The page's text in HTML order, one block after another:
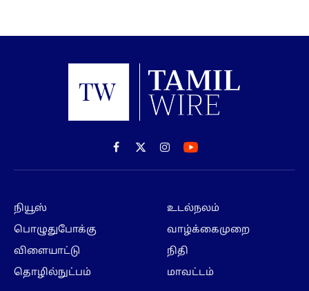
Facebook
X
(Twitter)
Instagram
நியூஸ்
பொழுதுபோக்கு
விளையாட்டு
தொழில்நுட்பம்
உடல்நலம்
வாழ்க்கைமுறை
நிதி
மாவட்டம்